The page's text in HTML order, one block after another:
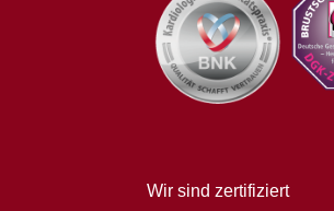
Wir sind zertifiziert